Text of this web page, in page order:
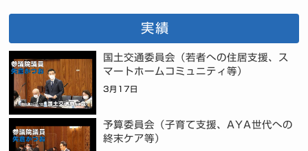
実績
国土交通委員会（若者への住居支援、ス
マートホームコミュニティ等）
3月17日
予算委員会（子育て支援、AYA世代への
終末ケア等）